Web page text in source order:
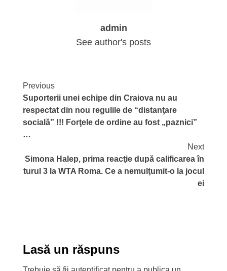
admin
See author's posts
Continue
Reading
Previous
Suporterii unei echipe din Craiova nu au
respectat din nou regulile de “distanţare
socială” !!! Forţele de ordine au fost „paznici”
…
Next
Simona Halep, prima reacţie după calificarea în
turul 3 la WTA Roma. Ce a nemulţumit-o la jocul
ei
Lasă un răspuns